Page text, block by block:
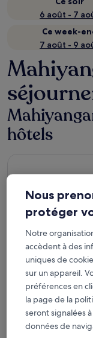
6 août - 7
Ce week-
7 août - 9
hôtels
G.M.T.
2.5
out
8,6/10Excellent ! (4
VOIR PLUS
Nous
protéger
Notre
accèdent à des
uniques de
sur un appareil.
préférences en
la page de la
seront signalées
données de